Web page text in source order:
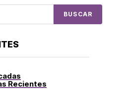
BUSCAR
Recientes